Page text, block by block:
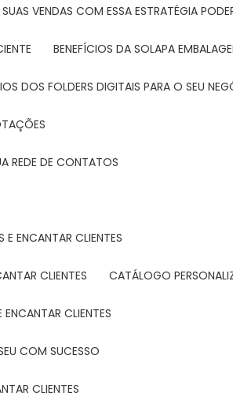
VENDAS COM ESSA ESTRATÉGIA
BENEFÍCIOS DA SOLAPA
DOS FOLDERS DIGITAIS PARA O SEU
REDE DE CONTATOS
E ENCANTAR CLIENTES
CLIENTES CATÁLOGO
ENCANTAR CLIENTES
COM SUCESSO
CLIENTES